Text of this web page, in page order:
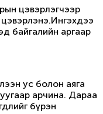
цэвэрлэгчээр
байгалийн аргаар
ус болон аяга
арчина. Дараа
бүрэн